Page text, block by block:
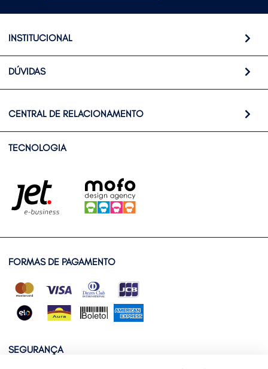
INSTITUCIONAL
DÚVIDAS
CENTRAL DE RELACIONAMENTO
TECNOLOGIA
FORMAS DE PAGAMENTO
SEGURANÇA